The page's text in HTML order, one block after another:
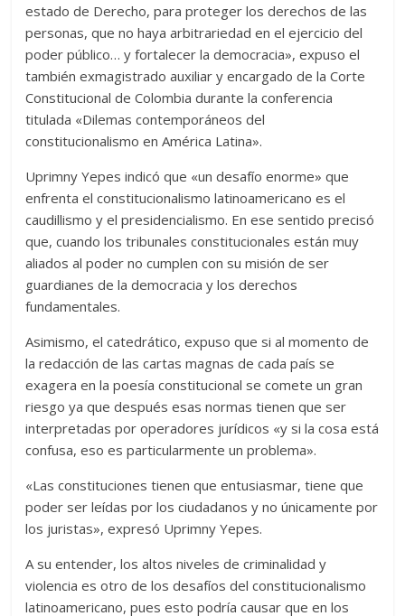
estado de Derecho, para proteger los derechos de las
personas, que no haya arbitrariedad en el ejercicio del
poder público… y fortalecer la democracia», expuso el
también exmagistrado auxiliar y encargado de la Corte
Constitucional de Colombia durante la conferencia
titulada «Dilemas contemporáneos del
constitucionalismo en América Latina».
Uprimny Yepes indicó que «un desafío enorme» que
enfrenta el constitucionalismo latinoamericano es el
caudillismo y el presidencialismo. En ese sentido precisó
que, cuando los tribunales constitucionales están muy
aliados al poder no cumplen con su misión de ser
guardianes de la democracia y los derechos
fundamentales.
Asimismo, el catedrático, expuso que si al momento de
la redacción de las cartas magnas de cada país se
exagera en la poesía constitucional se comete un gran
riesgo ya que después esas normas tienen que ser
interpretadas por operadores jurídicos «y si la cosa está
confusa, eso es particularmente un problema».
«Las constituciones tienen que entusiasmar, tiene que
poder ser leídas por los ciudadanos y no únicamente por
los juristas», expresó Uprimny Yepes.
A su entender, los altos niveles de criminalidad y
violencia es otro de los desafíos del constitucionalismo
latinoamericano, pues esto podría causar que en los